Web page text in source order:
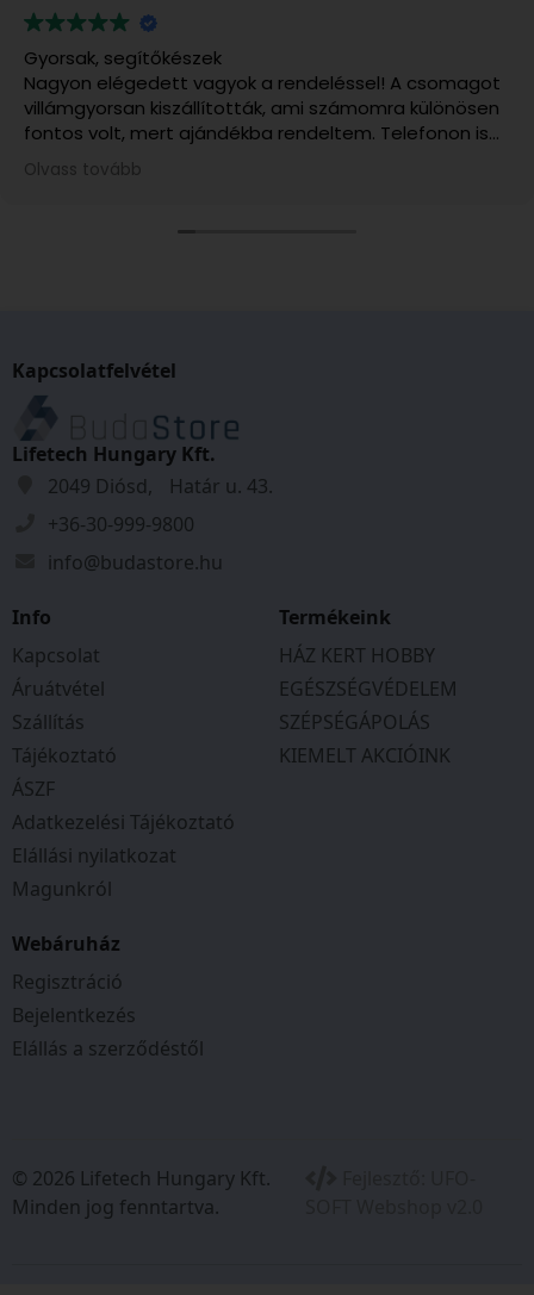
Gyorsak, segítőkészek
Nagyon elégedett vagyok a rendeléssel! A csomagot
villámgyorsan kiszállították, ami számomra különösen
fontos volt, mert ajándékba rendeltem. Telefonon is
felvettem velük a kapcsolatot, és rendkívül kedvesek,
segítőkészek voltak. A kiszállítás várható időpontjáról
Olvass tovább
Kapcsolatfelvétel
Lifetech Hungary Kft.
2049 Diósd, Határ u. 43.
+36-30-999-9800
info@budastore.hu
Info
Kapcsolat
Áruátvétel
Szállítás
Tájékoztató
ÁSZF
Adatkezelési Tájékoztató
Elállási nyilatkozat
Magunkról
Termékeink
HÁZ KERT HOBBY
EGÉSZSÉGVÉDELEM
SZÉPSÉGÁPOLÁS
KIEMELT AKCIÓINK
Webáruház
Regisztráció
Bejelentkezés
Elállás a szerződéstől
© 2026 Lifetech Hungary Kft.
Minden jog fenntartva.